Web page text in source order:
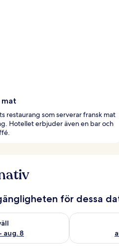
mat
restaurang som serverar fransk mat
Hotellet erbjuder även en bar och
för dessa
aug. 8
för ikväll aug. 7 - aug. 8
Kontrollera